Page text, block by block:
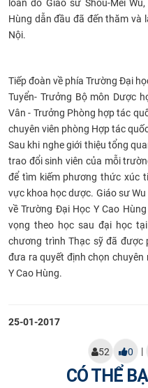
ĐẢM BẢO CHẤT
HTQT
CỰU NGƯỜI HỌC
loan do Giáo sư Shou-Me​i
Hùng dẫn đầu đã đến thăm và
Nội.
Tiếp đoàn về phía Trường Đại
Tuyển- Trưởng Bộ môn Dược
Vân - Trưởng Phòng hợp tác
chuyên viên phòng Hợp tác
Sau khi nghe giới thiệu tổng
trao đổi sinh viên của mỗi
để tìm kiếm phương thức xúc
vực khoa học dược. Giáo sư
về Trường Đại Học Y Cao
vọng theo học sau đại học
chương trình Thạc sỹ đã được
đưa ra quyết định chọn
Y Cao Hùng.
25-01-2017
52 0 |
CÓ THỂ